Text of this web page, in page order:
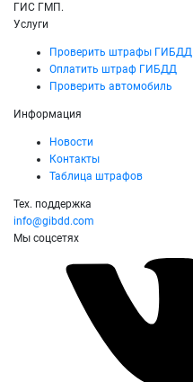
ГИС ГМП.
Услуги
Проверить штрафы ГИБДД
Оплатить штраф ГИБДД
Проверить автомобиль
Информация
Новости
Контакты
Таблица штрафов
Тех. поддержка
info@gibdd.com
Мы соцсетях